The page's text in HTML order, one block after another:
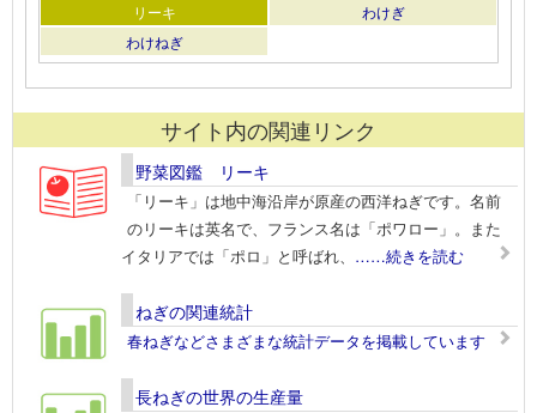
リーキ
わけぎ
わけねぎ
サイト内の関連リンク
野菜図鑑 リーキ
「リーキ」は地中海沿岸が原産の西洋ねぎです。名前
のリーキは英名で、フランス名は「ポワロー」。また
イタリアでは「ポロ」と呼ばれ、 ……続きを読む
ねぎの関連統計
春ねぎなどさまざまな統計データを掲載しています
長ねぎの世界の生産量